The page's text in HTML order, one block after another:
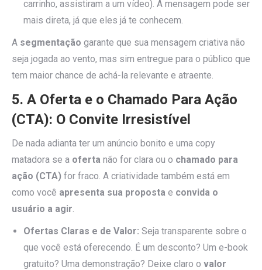
carrinho, assistiram a um vídeo). A mensagem pode ser
mais direta, já que eles já te conhecem.
A segmentação garante que sua mensagem criativa não
seja jogada ao vento, mas sim entregue para o público que
tem maior chance de achá-la relevante e atraente.
5. A Oferta e o Chamado Para Ação
(CTA): O Convite Irresistível
De nada adianta ter um anúncio bonito e uma copy
matadora se a oferta não for clara ou o chamado para
ação (CTA) for fraco. A criatividade também está em
como você apresenta sua proposta e convida o
usuário a agir.
Ofertas Claras e de Valor: Seja transparente sobre o
que você está oferecendo. É um desconto? Um e-book
gratuito? Uma demonstração? Deixe claro o valor